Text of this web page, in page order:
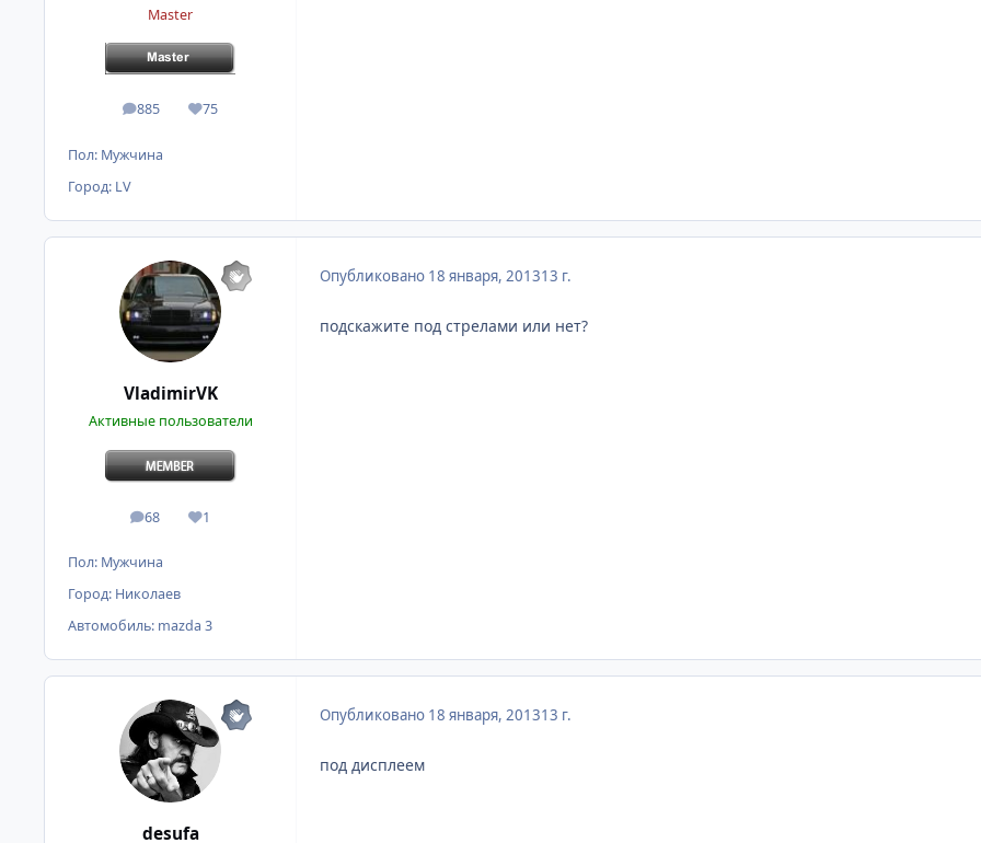
Master
885
сообщения
75
Репутация
Пол: Мужчина
Город: LV
VladimirVK
Активные пользователи
68
сообщения
1
Репутация
Пол: Мужчина
Город: Николаев
Автомобиль: mazda 3
Опубликовано 18 января, 201313 г.
подскажите под стрелами или нет?
desufa
Опубликовано 18 января, 201313 г.
под дисплеем